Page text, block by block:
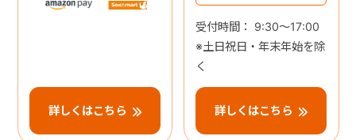
詳しくはこちら
受付時間： 9:30～17:00
※土日祝日・年末年始を除
く
詳しくはこちら